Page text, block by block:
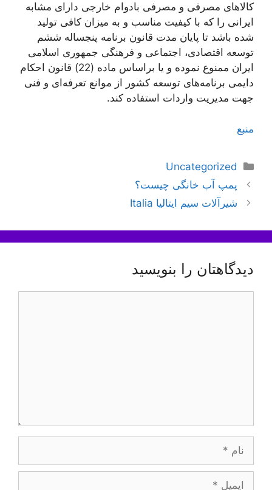
کالا‌های مصرفی و مصرفی بادوام خارجی دارای مشابه
ایرانی را که با کیفیت مناسب و به میزان کافی تولید
شده باشد تا پایان مدت قانون برنامه پنجساله ششم
توسعه اقتصادی، اجتماعی و فرهنگی جمهوری اسلامی
ایران ممنوع نموده و یا براساس ماده (22) قانون احکام
دايمی برنامه‌های توسعه کشور از موانع تعرفه‌ای و فنی
جهت مدیریت واردات استفاده کند.
منبع
دسته‌ها
Uncategorized
ناوبری
نوشته‌ها
پمپ آب خانگی چیست؟
شیرآلات سیم ایتالیا Italia
دیدگاهتان را بنویسید